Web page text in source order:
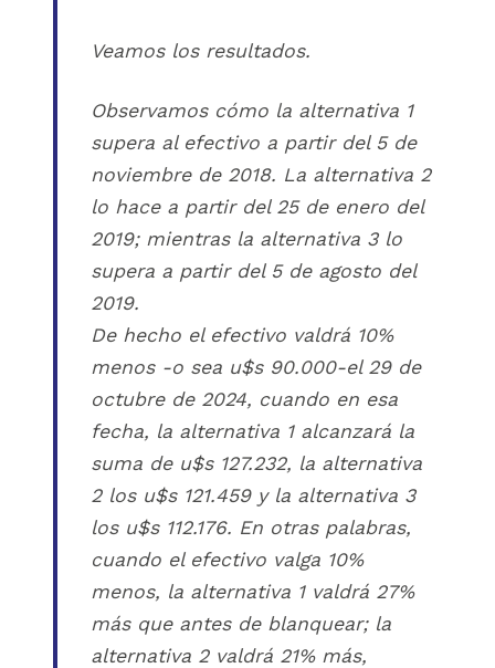
Veamos los resultados.
Observamos cómo la alternativa 1
supera al efectivo a partir del 5 de
noviembre de 2018. La alternativa 2
lo hace a partir del 25 de enero del
2019; mientras la alternativa 3 lo
supera a partir del 5 de agosto del
2019.
De hecho el efectivo valdrá 10%
menos -o sea u$s 90.000-el 29 de
octubre de 2024, cuando en esa
fecha, la alternativa 1 alcanzará la
suma de u$s 127.232, la alternativa
2 los u$s 121.459 y la alternativa 3
los u$s 112.176. En otras palabras,
cuando el efectivo valga 10%
menos, la alternativa 1 valdrá 27%
más que antes de blanquear; la
alternativa 2 valdrá 21% más,